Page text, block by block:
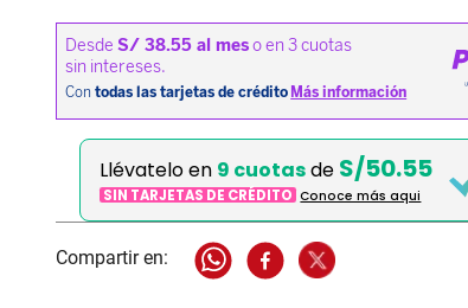
Llévatelo en 9 cuotasde S/50.55
SIN TARJETAS DE CRÉDITO Conoce más aqui